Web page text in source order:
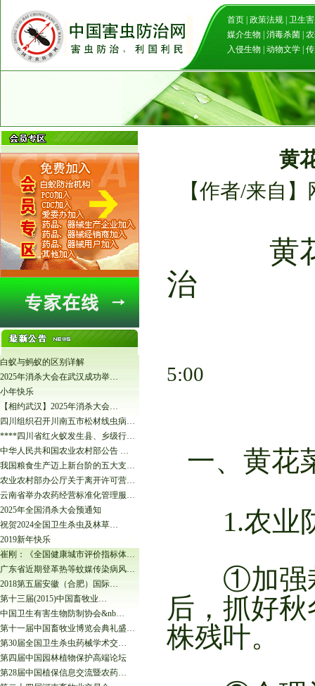
首页 政策法规 卫生
媒介生物
消毒杀菌
入侵生物
动物文学
白蚁与蚂蚁的区别详解
2025年消杀大会在武汉成功举…
小年快乐
【相约武汉】2025年消杀大会…
四川组织召开川南五市松材线虫病…
****四川省红火蚁发生县、乡级行…
中华人民共和国农业农村部公告 …
我国粮食生产迈上新台阶的五大支…
农业农村部办公厅关于离开许可营…
云南省举办农药经营标准化管理服…
2025年全国消杀大会预通知
祝贺2024全国卫生杀虫及林草…
2019新年快乐
崔刚：《全国健康城市评价指标体…
广东省近期登革热等蚊媒传染病风…
2018第五届安徽（合肥）国际…
第十三届(2015)中国畜牧业…
中国卫生有害生物防制协会&nb…
第十一届中国畜牧业博览会典礼盛…
第30届全国卫生杀虫药械学术交…
第四届中国园林植物保护高端论坛
第28届中国植保信息交流暨农药…
黄
【作者/来自
黄
治
5:00
一、黄花
1.农
①加强栽
后，抓好
株残叶。